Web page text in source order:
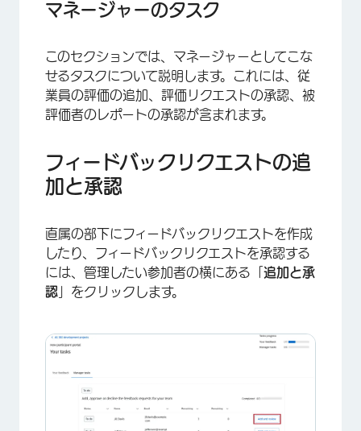
×
マネージャーのタスク
このセクションでは、マネージャーとしてこな
せるタスクについて説明します。これには、従
業員の評価の追加、評価リクエストの承認、被
評価者のレポートの承認が含まれます。
フィードバックリクエストの追
加と承認
直属の部下にフィードバックリクエストを作成
したり、フィードバックリクエストを承認する
には、管理したい参加者の横にある「 追加と承
認 」をクリックします。